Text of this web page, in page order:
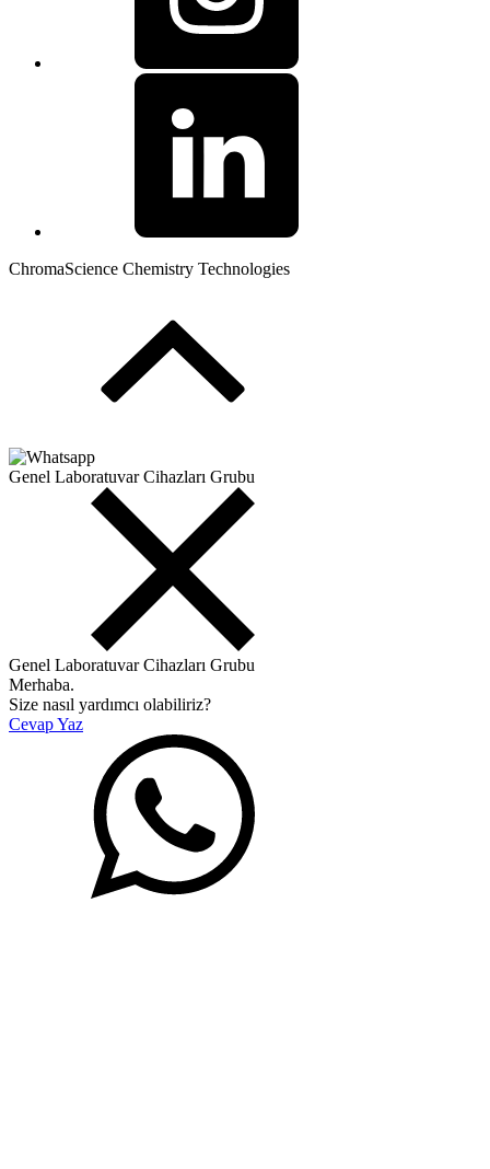
ChromaScience Chemistry Technologies
Genel Laboratuvar Cihazları Grubu
Genel Laboratuvar Cihazları Grubu
Merhaba.
Size nasıl yardımcı olabiliriz?
Cevap Yaz